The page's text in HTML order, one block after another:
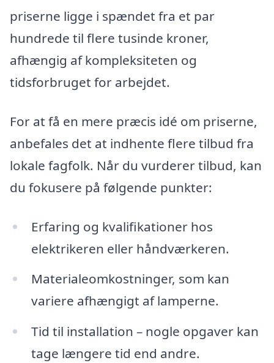
priserne ligge i spændet fra et par
hundrede til flere tusinde kroner,
afhængig af kompleksiteten og
tidsforbruget for arbejdet.
For at få en mere præcis idé om priserne,
anbefales det at indhente flere tilbud fra
lokale fagfolk. Når du vurderer tilbud, kan
du fokusere på følgende punkter:
Erfaring og kvalifikationer hos
elektrikeren eller håndværkeren.
Materialeomkostninger, som kan
variere afhængigt af lamperne.
Tid til installation – nogle opgaver kan
tage længere tid end andre.